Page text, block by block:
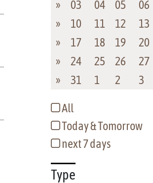
»
03 04 05 06
»
10 11 12 13
»
17 18 19 20
»
24 25 26 27
»
31 1 2 3
All
Today & Tomorrow
next 7 days
Type